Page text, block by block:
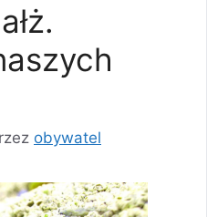
obywatel